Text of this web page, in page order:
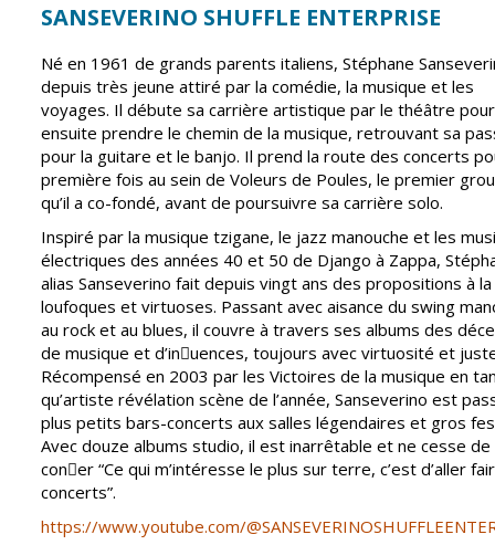
Fil de l'info
Point
information
jeunesse
Restauration
municipale
Santé et
solidarité
CCAS
Conseil
d'administration
Accueil de jour
L'EHPAD
Autonomie
seniors
Sport
Culture
Espace
Maurice
Rollinat
Théâtre Mac-
Nab / La
Estivales
SANSEVERINO SHUFFLE ENTERPRISE
Né en 1961 de grands parents italiens, Stéphane
depuis très jeune attiré par la comédie, la musique et les
voyages. Il débute sa carrière artistique par le théâtre pour
ensuite prendre le chemin de la musique, retrouvant sa
pour la guitare et le banjo. Il prend la route des concerts
première fois au sein de Voleurs de Poules, le premier
qu’il a co-fondé, avant de poursuivre sa carrière solo.
Inspiré par la musique tzigane, le jazz manouche et les
électriques des années 40 et 50 de Django à Zappa,
alias Sanseverino fait depuis vingt ans des propositions à
loufoques et virtuoses. Passant avec aisance du swing
au rock et au blues, il couvre à travers ses albums des
de musique et d’inuences, toujours avec virtuosité et
Récompensé en 2003 par les Victoires de la musique en
qu’artiste révélation scène de l’année, Sanseverino est
plus petits bars-concerts aux salles légendaires et gros
Avec douze albums studio, il est inarrêtable et ne cesse de
coner “Ce qui m’intéresse le plus sur terre, c’est d’aller
concerts”.
https://www.youtube.com/